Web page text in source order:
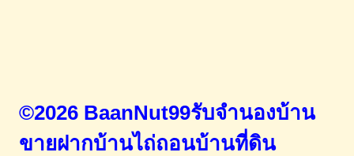
©2026 BaanNut99รับจำนองบ้าน
ขายฝากบ้านไถ่ถอนบ้านที่ดิน